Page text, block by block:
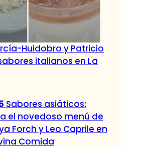
Huidobro y Patricio
italianos en La
Sabores asiáticos:
el novedoso menú de
Forch y Leo Caprile en
Comida